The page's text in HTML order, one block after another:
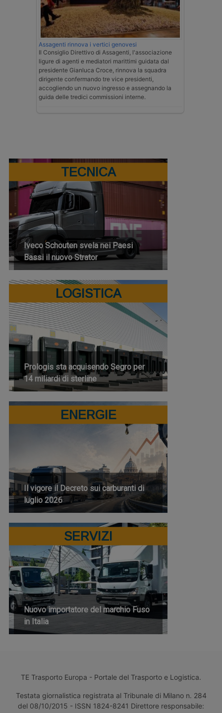
Assagenti rinnova i vertici genovesi
Il Consiglio Direttivo di Assagenti, l'associazione
ligure di agenti e mediatori marittimi guidata dal
presidente Gianluca Croce, rinnova la squadra
dirigente confermando tre vice presidenti,
accogliendo un nuovo ingresso e assegnando la
guida delle tredici commissioni interne.
TECNICA
Iveco Schouten svela nei Paesi
Bassi il nuovo Strator
LOGISTICA
Prologis sta acquisendo Segro per
14 miliardi di sterline
ENERGIE
Il vigore il Decreto sui carburanti di
luglio 2026
SERVIZI
Nuovo importatore del marchio Fuso
in Italia
TE Trasporto Europa - Portale del Trasporto e Logistica.
Testata giornalistica registrata al Tribunale di Milano n. 284
del 08/10/2015 - ISSN 1824-8241 Direttore responsabile: